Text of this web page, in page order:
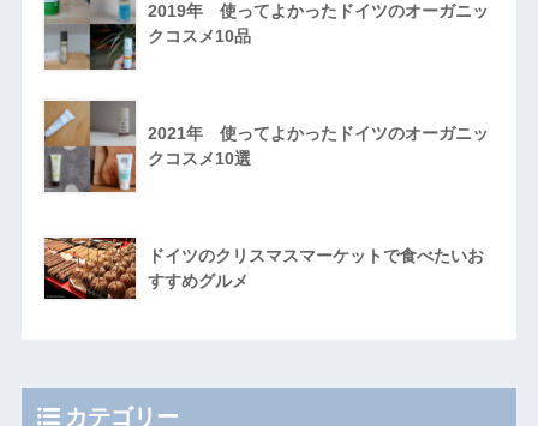
2019年 使ってよかったドイツのオーガニッ
クコスメ10品
2021年 使ってよかったドイツのオーガニッ
クコスメ10選
ドイツのクリスマスマーケットで食べたいお
すすめグルメ
カテゴリー